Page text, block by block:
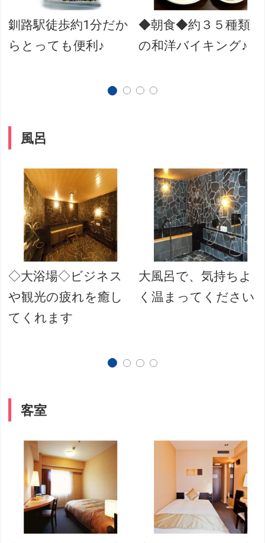
釧路駅徒歩約1分だか
らとっても便利♪
◆朝食◆約３５種類
の和洋バイキング♪
風呂
◇大浴場◇ビジネス
や観光の疲れを癒し
てくれます
大風呂で、気持ちよ
く温まってください
客室